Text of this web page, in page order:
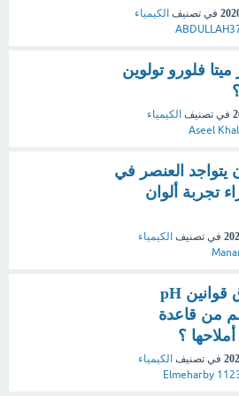
في تصنيف الكيمياء
فلورو تولوين
في تصنيف الكيمياء
Aseel
يتواجد العنصر في
تجربة ألوان
في تصنيف الكيمياء
كيفية اشتقاق قوانين pH
من قاعدة
؟
في تصنيف الكيمياء
Elmeharby